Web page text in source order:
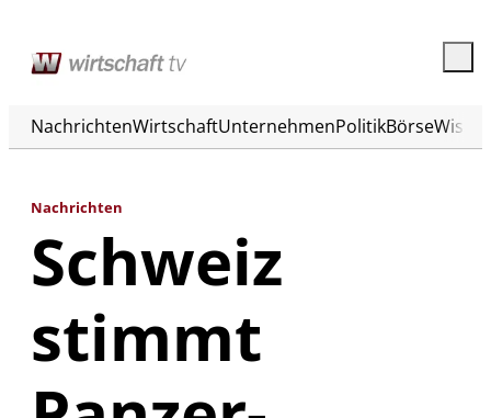
NachrichtenWirtschaftUnternehmenPolitikBörse
Nachrichten
Schweiz
stimmt